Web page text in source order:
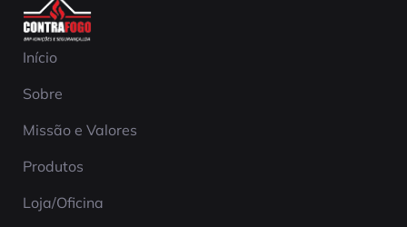
Início
Sobre
Missão e Valores
Produtos
Loja/Oficina